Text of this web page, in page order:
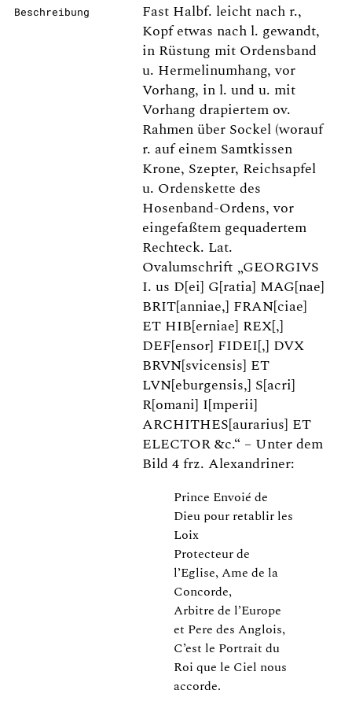
Beschreibung
Fast Halbf. leicht nach r.,
Kopf etwas nach l. gewandt,
in Rüstung mit Ordensband
u. Hermelinumhang, vor
Vorhang, in l. und u. mit
Vorhang drapiertem ov.
Rahmen über Sockel (worauf
r. auf einem Samtkissen
Krone, Szepter, Reichsapfel
u. Ordenskette des
Hosenband-Ordens, vor
eingefaßtem gequadertem
Rechteck. Lat.
Ovalumschrift „GEORGIVS
I. us D[ei] G[ratia] MAG[nae]
BRIT[anniae,] FRAN[ciae]
ET HIB[erniae] REX[,]
DEF[ensor] FIDEI[,] DVX
BRVN[svicensis] ET
LVN[eburgensis,] S[acri]
R[omani] I[mperii]
ARCHITHES[aurarius] ET
ELECTOR &c.“ – Unter dem
Bild 4 frz. Alexandriner:
Prince Envoié de
Dieu pour retablir les
Loix
Protecteur de
l’Eglise, Ame de la
Concorde,
Arbitre de l’Europe
et Pere des Anglois,
C’est le Portrait du
Roi que le Ciel nous
accorde.